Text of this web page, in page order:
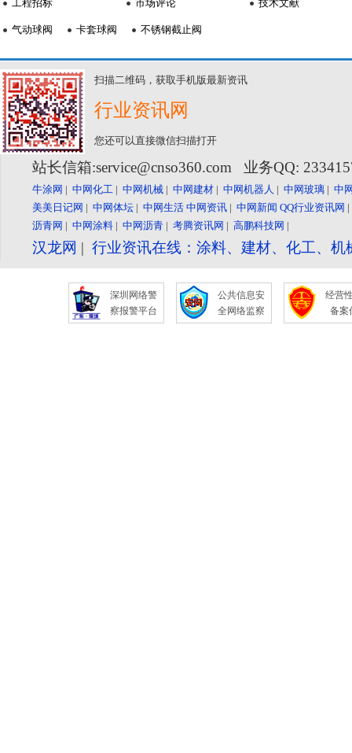
工程招标 市场评论 技术文献
气动球阀 卡套球阀 不锈钢截止阀
扫描二维码，获取手机版最新资讯
行业资讯网
您还可以直接微信扫描打开
站长信箱:service@cnso360.com 业务QQ:
牛涂网 | 中网化工 | 中网机械 | 中网建材 | 中网机器人 | 中网玻璃 | 中
美美日记网 | 中网体坛 | 中网生活 中网资讯 | 中网新闻 QQ行业资讯网
沥青网 | 中网涂料 | 中网沥青 | 考腾资讯网 | 高鹏科技网 |
汉龙网 | 行业资讯在线：涂料、建材、化工、
深圳网络警
察报警平台
公共信息安
全网络监察
经营
备案